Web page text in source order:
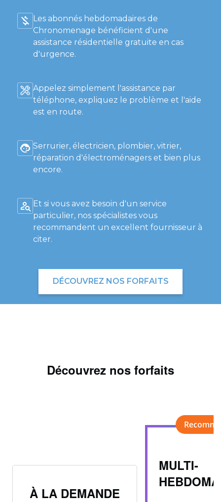
Les abonnés hebdomadaires de
Chronomenage bénéficient d'une
assistance résidentielle gratuite en cas
d'urgence.
Appelez simplement l'assistance par
téléphone, expliquez le problème et l'aide
est en route.
Serrurier, électricien, plombier, vitrier,
réparation d'électroménagers et bien plus
encore.
Et si vous avez besoin d'un service
particulier, nos spécialistes vous
recommandent un excellent fournisseur à
citer.
DÉCOUVREZ NOS FORFAITS
Découvrez nos forfaits
MULTI-
À LA DEMANDE